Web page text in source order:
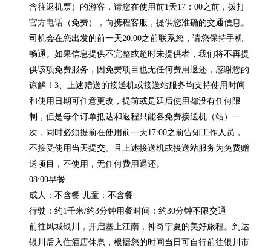
含往返机票）的游客，请您在使用前1天17：00之前，拨打
官方电话（免费），向携程客服，提供您准确的交通信息。
司机会在您出发的前一天20:00之前联系您，请您保持手机
畅通。如果信息提供不完整或超时未提供者，我们将不再提
供该项免费服务，因免费项目也无任何费用退还，感谢您的
谅解！3、上述赠送的接送机或接送站服务均支持使用时间
和使用日期可任意更改，提前或是延后使用都没有任何限
制，但是每个订单抵达和返程只能各免费接送机（站）一
次，同时必须提前在使用前一天17:00之前告知工作人员，
不接受使用当天提交。且上述接送机或接送站服务为免费赠
送项目，不使用，无任何费用退还。
08:00早餐
成人：不含餐 儿童：不含餐
行驶：约1千米/约3分钟用餐时间：约30分钟不限交通
前往凤城银川，开启塞上江南，神奇宁夏的美好旅程。到达
银川后入住酒店休息，根据您的时间当日可自行前往银川市